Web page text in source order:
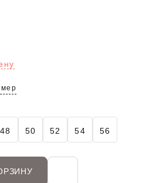
48 50 52 54 56